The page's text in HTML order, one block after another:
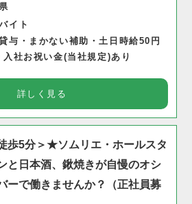
イト
与・まかない補助・土日時給50円
入社お祝い金(当社規定)あり
詳しく見る
歩5分＞★ソムリエ・ホールスタ
と日本酒、鍬焼きが自慢のオシ
ーで働きませんか？（正社員募